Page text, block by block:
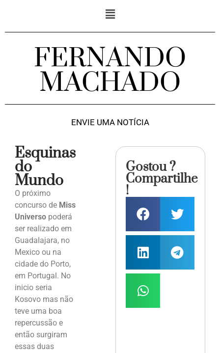
FERNANDO
MACHADO
ENVIE UMA NOTÍCIA
Esquinas
do
Mundo
O próximo
concurso de Miss
Universo poderá
ser realizado em
Guadalajara, no
Mexico ou na
cidade do Porto,
em Portugal. No
inicio seria
Kosovo mas não
teve uma boa
repercussão e
então surgiram
essas duas
Gostou ?
Compartilhe
!